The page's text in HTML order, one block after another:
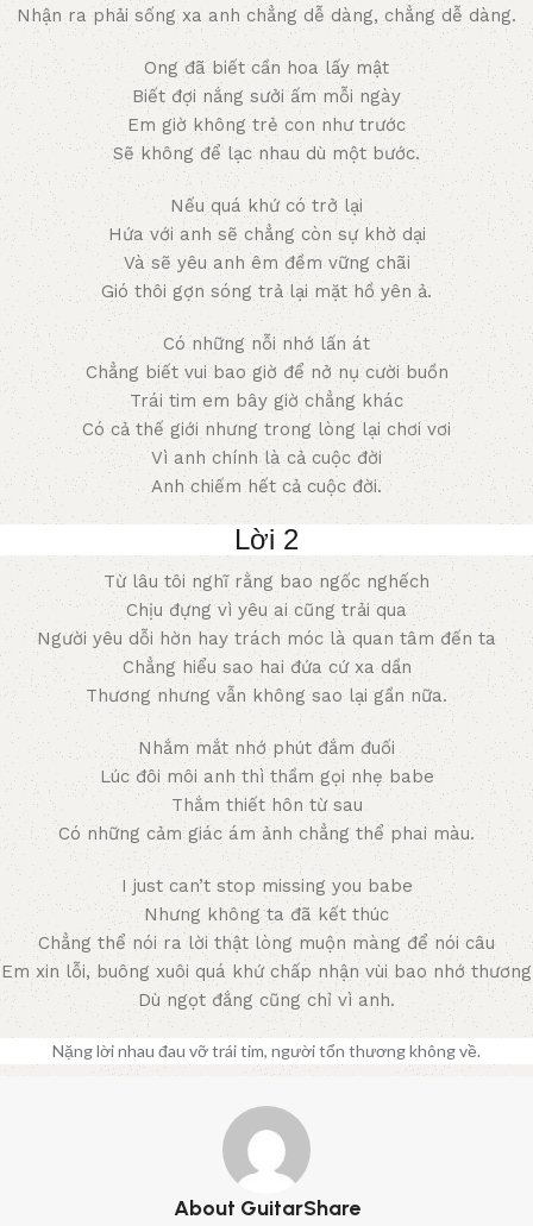
Nhận ra phải sống xa anh chẳng dễ dàng, chẳng dễ dàng.
Ong đã biết cần hoa lấy mật
Biết đợi nắng sưởi ấm mỗi ngày
Em giờ không trẻ con như trước
Sẽ không để lạc nhau dù một bước.
Nếu quá khứ có trở lại
Hứa với anh sẽ chẳng còn sự khờ dại
Và sẽ yêu anh êm đềm vững chãi
Gió thôi gợn sóng trả lại mặt hồ yên ả.
Có những nỗi nhớ lấn át
Chẳng biết vui bao giờ để nở nụ cười buồn
Trái tim em bây giờ chẳng khác
Có cả thế giới nhưng trong lòng lại chơi vơi
Vì anh chính là cả cuộc đời
Anh chiếm hết cả cuộc đời.
Lời 2
Từ lâu tôi nghĩ rằng bao ngốc nghếch
Chịu đựng vì yêu ai cũng trải qua
Người yêu dỗi hờn hay trách móc là quan tâm đến ta
Chẳng hiểu sao hai đứa cứ xa dần
Thương nhưng vẫn không sao lại gần nữa.
Nhắm mắt nhớ phút đắm đuối
Lúc đôi môi anh thì thầm gọi nhẹ babe
Thắm thiết hôn từ sau
Có những cảm giác ám ảnh chẳng thể phai màu.
I just can’t stop missing you babe
Nhưng không ta đã kết thúc
Chẳng thể nói ra lời thật lòng muộn màng để nói câu
Em xin lỗi, buông xuôi quá khứ chấp nhận vùi bao nhớ thương
Dù ngọt đắng cũng chỉ vì anh.
Nặng lời nhau đau vỡ trái tim, người tổn thương không về.
About GuitarShare